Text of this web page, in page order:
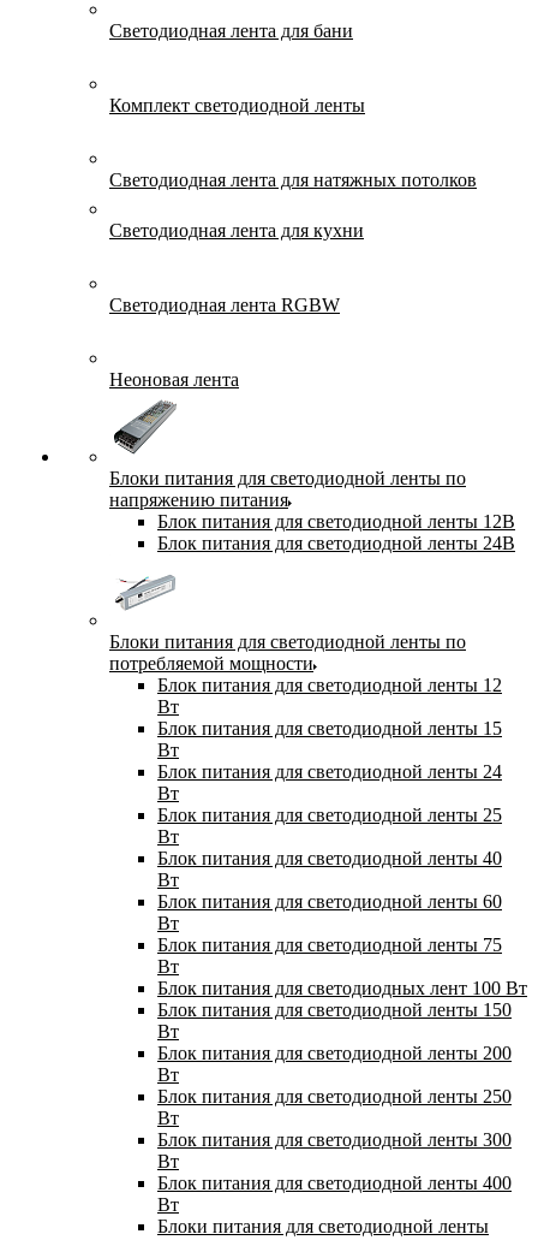
Светодиодная лента для бани
Комплект светодиодной ленты
Светодиодная лента для натяжных потолков
Светодиодная лента для кухни
Светодиодная лента RGBW
Неоновая лента
Блоки питания для светодиодной ленты по
напряжению питания
Блок питания для светодиодной ленты 12В
Блок питания для светодиодной ленты 24В
Блоки питания для светодиодной ленты по
потребляемой мощности
Блок питания для светодиодной ленты 12
Вт
Блок питания для светодиодной ленты 15
Вт
Блок питания для светодиодной ленты 24
Вт
Блок питания для светодиодной ленты 25
Вт
Блок питания для светодиодной ленты 40
Вт
Блок питания для светодиодной ленты 60
Вт
Блок питания для светодиодной ленты 75
Вт
Блок питания для светодиодных лент 100 Вт
Блок питания для светодиодной ленты 150
Вт
Блок питания для светодиодной ленты 200
Вт
Блок питания для светодиодной ленты 250
Вт
Блок питания для светодиодной ленты 300
Вт
Блок питания для светодиодной ленты 400
Вт
Блоки питания для светодиодной ленты